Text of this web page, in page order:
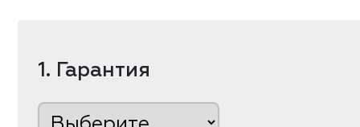
1. Гарантия